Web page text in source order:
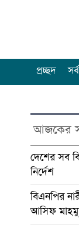
প্রচ্ছদ
আজকের
দেশের সব
নির্দেশ
বিএনপির
আসিফ